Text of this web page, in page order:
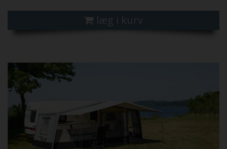
læg i kurv